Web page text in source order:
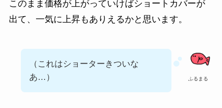
このまま価格が上がっていけばショートカバーが
出て、一気に上昇もありえるかと思います。
ふるまる
（これはショーターきついな
あ…）